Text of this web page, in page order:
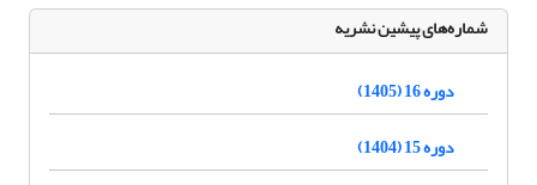
شماره‌های پیشین نشریه
دوره 16 (1405)
دوره 15 (1404)